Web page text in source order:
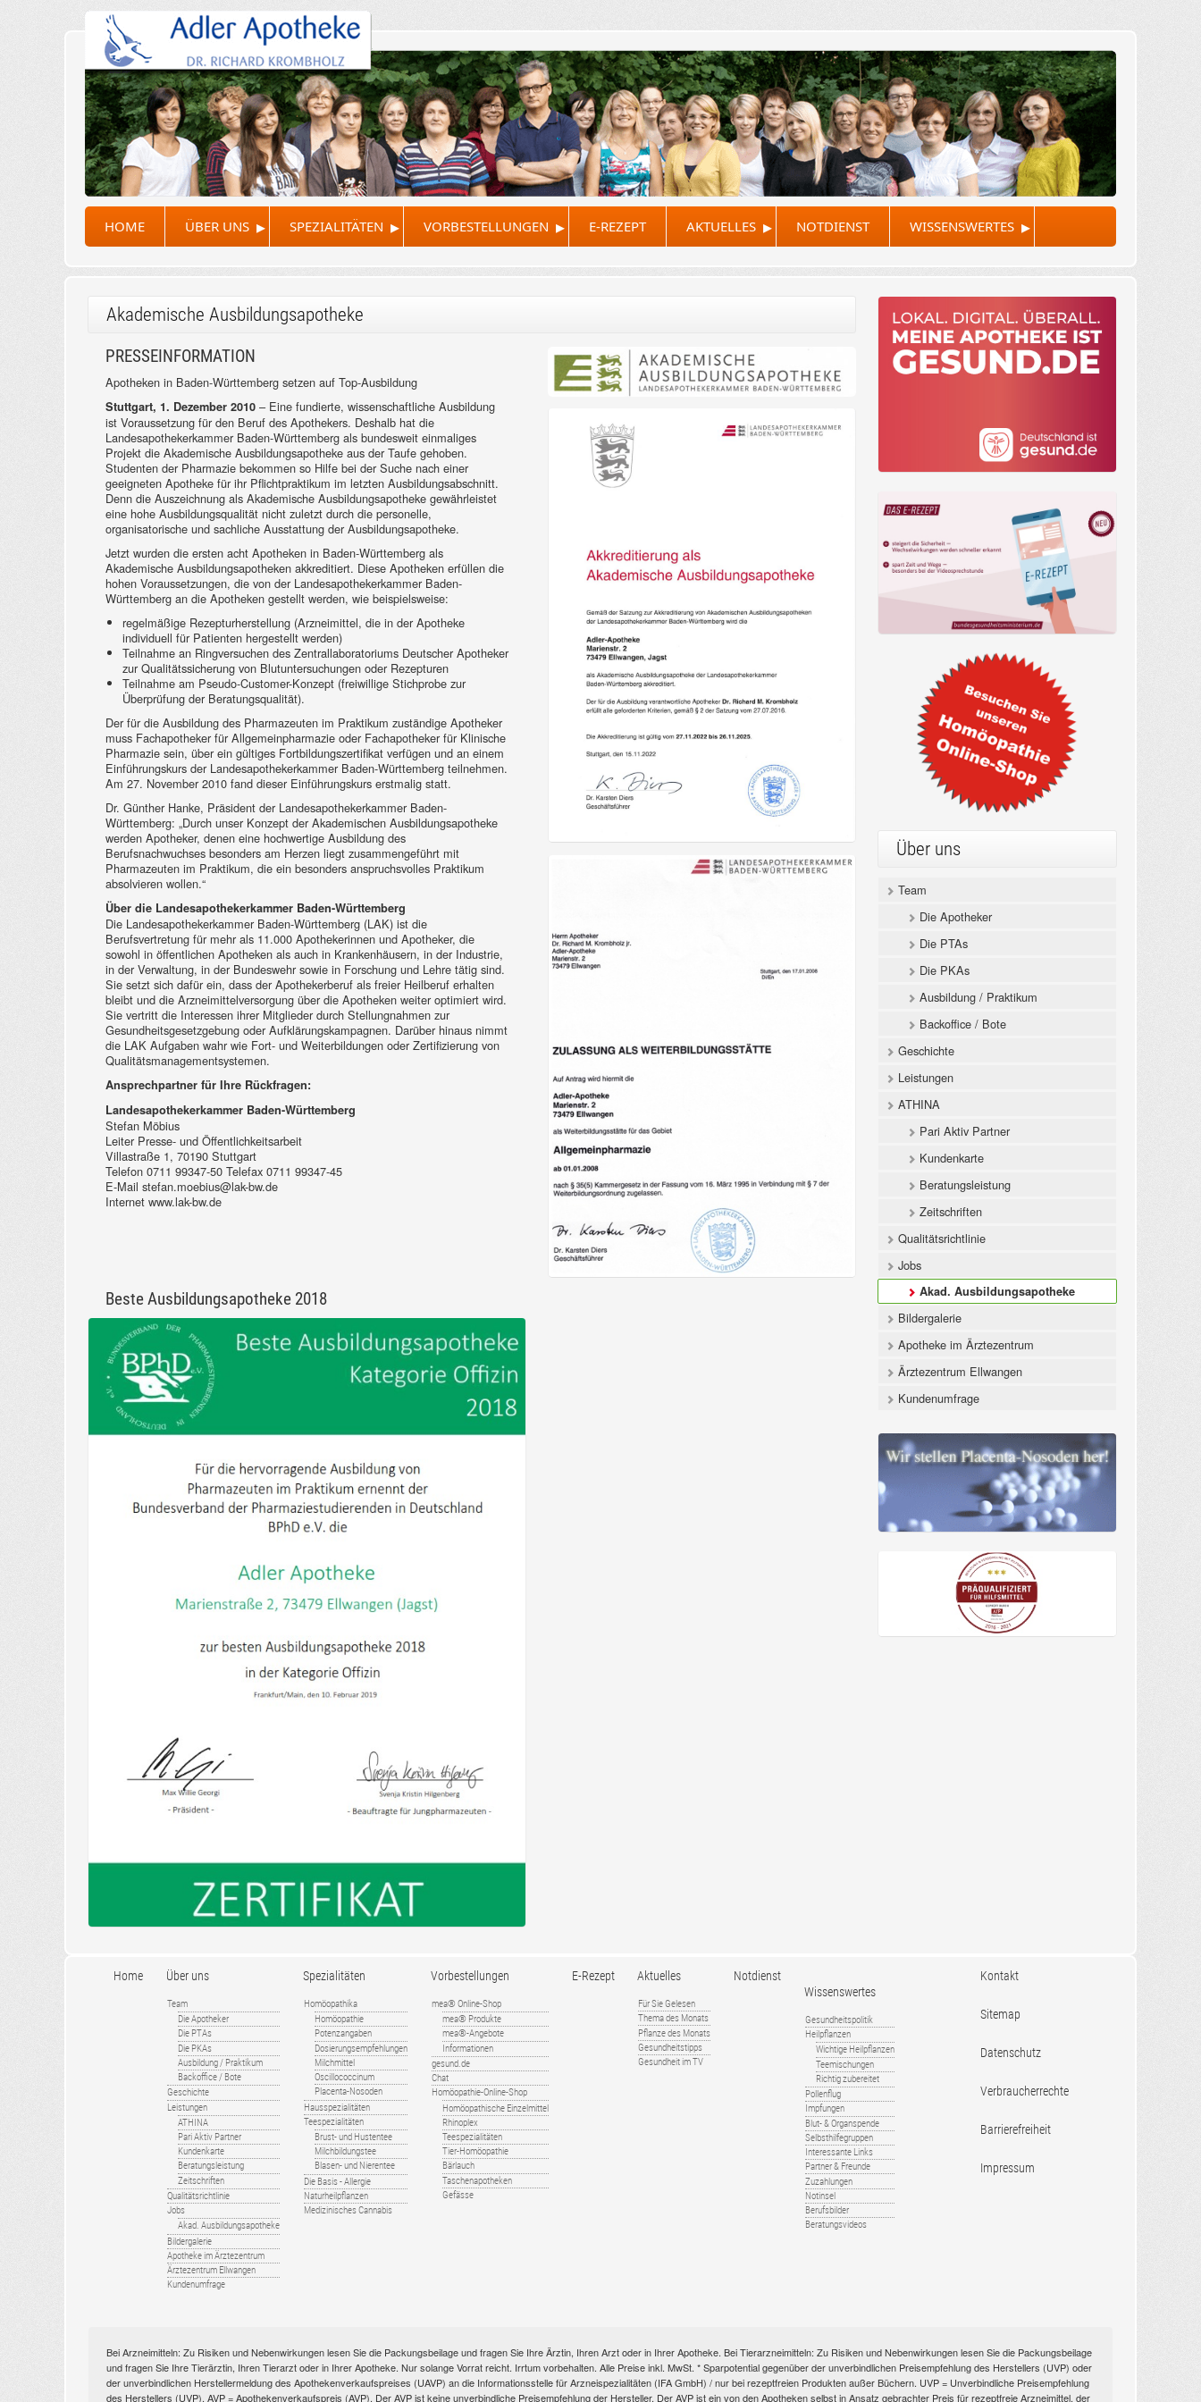
HOME ÜBER UNS ▸ SPEZIALITÄTEN ▸ VORBESTELLUNGEN ▸ E-REZEPT AKTUELLES ▸ NOTDIENST WISSENSWERTES ▸
Akademische Ausbildungsapotheke
PRESSEINFORMATION
Apotheken in Baden-Württemberg setzen auf Top-Ausbildung
Stuttgart, 1. Dezember 2010 – Eine fundierte, wissenschaftliche Ausbildung
ist Voraussetzung für den Beruf des Apothekers. Deshalb hat die
Landesapothekerkammer Baden-Württemberg als bundesweit einmaliges
Projekt die Akademische Ausbildungsapotheke aus der Taufe gehoben.
Studenten der Pharmazie bekommen so Hilfe bei der Suche nach einer
geeigneten Apotheke für ihr Pflichtpraktikum im letzten Ausbildungsabschnitt.
Denn die Auszeichnung als Akademische Ausbildungsapotheke gewährleistet
eine hohe Ausbildungsqualität nicht zuletzt durch die personelle,
organisatorische und sachliche Ausstattung der Ausbildungsapotheke.
Jetzt wurden die ersten acht Apotheken in Baden-Württemberg als
Akademische Ausbildungsapotheken akkreditiert. Diese Apotheken erfüllen die
hohen Voraussetzungen, die von der Landesapothekerkammer Baden-
Württemberg an die Apotheken gestellt werden, wie beispielsweise:
regelmäßige Rezepturherstellung (Arzneimittel, die in der Apotheke
individuell für Patienten hergestellt werden)
Teilnahme an Ringversuchen des Zentrallaboratoriums Deutscher Apotheker
zur Qualitätssicherung von Blutuntersuchungen oder Rezepturen
Teilnahme am Pseudo-Customer-Konzept (freiwillige Stichprobe zur
Überprüfung der Beratungsqualität).
Der für die Ausbildung des Pharmazeuten im Praktikum zuständige Apotheker
muss Fachapotheker für Allgemeinpharmazie oder Fachapotheker für Klinische
Pharmazie sein, über ein gültiges Fortbildungszertifikat verfügen und an einem
Einführungskurs der Landesapothekerkammer Baden-Württemberg teilnehmen.
Am 27. November 2010 fand dieser Einführungskurs erstmalig statt.
Dr. Günther Hanke, Präsident der Landesapothekerkammer Baden-
Württemberg: „Durch unser Konzept der Akademischen Ausbildungsapotheke
werden Apotheker, denen eine hochwertige Ausbildung des
Berufsnachwuchses besonders am Herzen liegt zusammengeführt mit
Pharmazeuten im Praktikum, die ein besonders anspruchsvolles Praktikum
absolvieren wollen.“
Über die Landesapothekerkammer Baden-Württemberg
Die Landesapothekerkammer Baden-Württemberg (LAK) ist die
Berufsvertretung für mehr als 11.000 Apothekerinnen und Apotheker, die
sowohl in öffentlichen Apotheken als auch in Krankenhäusern, in der Industrie,
in der Verwaltung, in der Bundeswehr sowie in Forschung und Lehre tätig sind.
Sie setzt sich dafür ein, dass der Apothekerberuf als freier Heilberuf erhalten
bleibt und die Arzneimittelversorgung über die Apotheken weiter optimiert wird.
Sie vertritt die Interessen ihrer Mitglieder durch Stellungnahmen zur
Gesundheitsgesetzgebung oder Aufklärungskampagnen. Darüber hinaus nimmt
die LAK Aufgaben wahr wie Fort- und Weiterbildungen oder Zertifizierung von
Qualitätsmanagementsystemen.
Ansprechpartner für Ihre Rückfragen:
Landesapothekerkammer Baden-Württemberg
Stefan Möbius
Leiter Presse- und Öffentlichkeitsarbeit
Villastraße 1, 70190 Stuttgart
Telefon 0711 99347-50 Telefax 0711 99347-45
E-Mail stefan.moebius@lak-bw.de
Internet www.lak-bw.de
Beste Ausbildungsapotheke 2018
Über uns
Team
Die Apotheker
Die PTAs
Die PKAs
Ausbildung / Praktikum
Backoffice / Bote
Geschichte
Leistungen
ATHINA
Pari Aktiv Partner
Kundenkarte
Beratungsleistung
Zeitschriften
Qualitätsrichtlinie
Jobs
Akad. Ausbildungsapotheke
Bildergalerie
Apotheke im Ärztezentrum
Ärztezentrum Ellwangen
Kundenumfrage
Home Über uns
Team
Die Apotheker
Die PTAs
Die PKAs
Ausbildung / Praktikum
Backoffice / Bote
Geschichte
Leistungen
ATHINA
Pari Aktiv Partner
Kundenkarte
Beratungsleistung
Zeitschriften
Qualitätsrichtlinie
Jobs
Akad. Ausbildungsapotheke
Bildergalerie
Apotheke im Ärztezentrum
Ärztezentrum Ellwangen
Kundenumfrage
Spezialitäten
Homöopathika
Homöopathie
Potenzangaben
Dosierungsempfehlungen
Milchmittel
Oscillococcinum
Placenta-Nosoden
Hausspezialitäten
Teespezialitäten
Brust- und Hustentee
Milchbildungstee
Blasen- und Nierentee
Die Basis - Allergie
Naturheilpflanzen
Medizinisches Cannabis
Vorbestellungen
mea® Online-Shop
mea® Produkte
mea®-Angebote
Informationen
gesund.de
Chat
Homöopathie-Online-Shop
Homöopathische Einzelmittel
Rhinoplex
Teespezialitäten
Tier-Homöopathie
Bärlauch
Taschenapotheken
Gefässe
E-Rezept Aktuelles
Für Sie Gelesen
Thema des Monats
Pflanze des Monats
Gesundheitstipps
Gesundheit im TV
Notdienst
Wissenswertes
Gesundheitspolitik
Heilpflanzen
Wichtige Heilpflanzen
Teemischungen
Richtig zubereitet
Pollenflug
Impfungen
Blut- & Organspende
Selbsthilfegruppen
Interessante Links
Partner & Freunde
Zuzahlungen
Notinsel
Berufsbilder
Beratungsvideos
Kontakt
Sitemap
Datenschutz
Verbraucherrechte
Barrierefreiheit
Impressum
Bei Arzneimitteln: Zu Risiken und Nebenwirkungen lesen Sie die Packungsbeilage und fragen Sie Ihre Ärztin, Ihren Arzt oder in Ihrer Apotheke. Bei Tierarzneimitteln: Zu Risiken und Nebenwirkungen lesen Sie die Packungsbeilage
und fragen Sie Ihre Tierärztin, Ihren Tierarzt oder in Ihrer Apotheke. Nur solange Vorrat reicht. Irrtum vorbehalten. Alle Preise inkl. MwSt. * Sparpotential gegenüber der unverbindlichen Preisempfehlung des Herstellers (UVP) oder
der unverbindlichen Herstellermeldung des Apothekenverkaufspreises (UAVP) an die Informationsstelle für Arzneispezialitäten (IFA GmbH) / nur bei rezeptfreien Produkten außer Büchern. UVP = Unverbindliche Preisempfehlung
des Herstellers (UVP). AVP = Apothekenverkaufspreis (AVP). Der AVP ist keine unverbindliche Preisempfehlung der Hersteller. Der AVP ist ein von den Apotheken selbst in Ansatz gebrachter Preis für rezeptfreie Arzneimittel, der